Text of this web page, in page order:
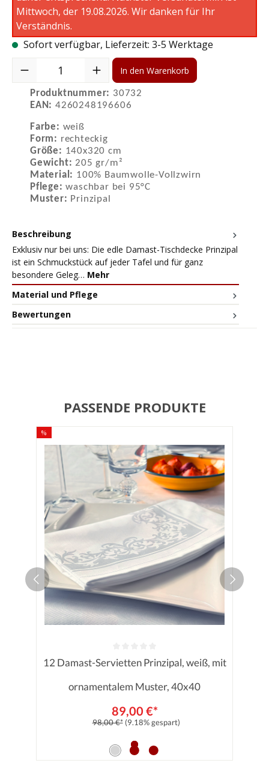
Mittwoch, der 19.08.2026. Wir danken für Ihr
Verständnis.
Sofort verfügbar, Lieferzeit: 3-5 Werktage
Produkt Anzahl: Gib den gewünschten Wert ein oder benutze
In den Warenkorb
Produktnummer: 30732
EAN: 4260248196606
Farbe: weiß
Form: rechteckig
Größe: 140x320 cm
Gewicht:205 gr/m²
Material: 100% Baumwolle-Vollzwirn
Pflege:waschbar bei 95°C
Muster: Prinzipal
Beschreibung
Exklusiv nur bei uns: Die edle Damast-Tischdecke Prinzipal
ist ein Schmuckstück auf jeder Tafel und für ganz
besondere Geleg… Mehr
Material und Pflege
Bewertungen
PASSENDE PRODUKTE
%
Durchschnittliche Bewertung von 0
12 Damast-Servietten Prinzipal, weiß, mit
ornamentalem Muster, 40x40
89,00 €*
98,00 €* (9.18% gespart)